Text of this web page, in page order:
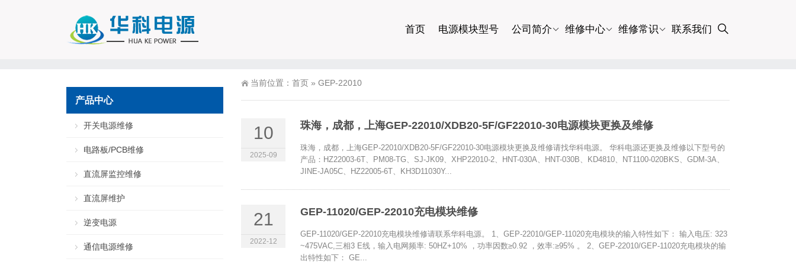
首页 电源模块型号 公司简介 维修中心 维修常识 联系我们
当前位置： 首页 » GEP-22010
10
2025-09
珠海，成都，上海GEP-22010/XDB20-5F/GF22010-30电源模块更换及维修
珠海，成都，上海GEP-22010/XDB20-5F/GF22010-30电源模块更换及维修请找华科电源。 华科电源还更换及维修以下型号的
产品：HZ22003-6T、PM08-TG、SJ-JK09、XHP22010-2、HNT-030A、HNT-030B、KD4810、NT1100-020BKS、GDM-3A、
JINE-JA05C、HZ22005-6T、KH3D11030Y...
21
2022-12
GEP-11020/GEP-22010充电模块维修
GEP-11020/GEP-22010充电模块维修请联系华科电源。 1、GEP-22010/GEP-11020充电模块的输入特性如下： 输入电压: 323
~475VAC,三相3 E线，输入电网频率: 50HZ+10% ，功率因数≥0.92 ，效率:≥95% 。 2、GEP-22010/GEP-11020充电模块的输
出特性如下： GE...
产品中心
开关电源维修
电路板/PCB维修
直流屏监控维修
直流屏维护
逆变电源
通信电源维修